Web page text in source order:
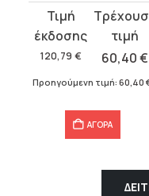
120,79 €
Original
price
was:
120,79 €.
60,40€
τρέχουσα
τιμή
Προηγούμενη τιμή: 60,40
ΑΓΟΡΑ